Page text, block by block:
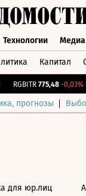
Технологии Медиа
Капитал
RGBITR 775,48 -0,03%↓
прогнозы
для юр.лиц